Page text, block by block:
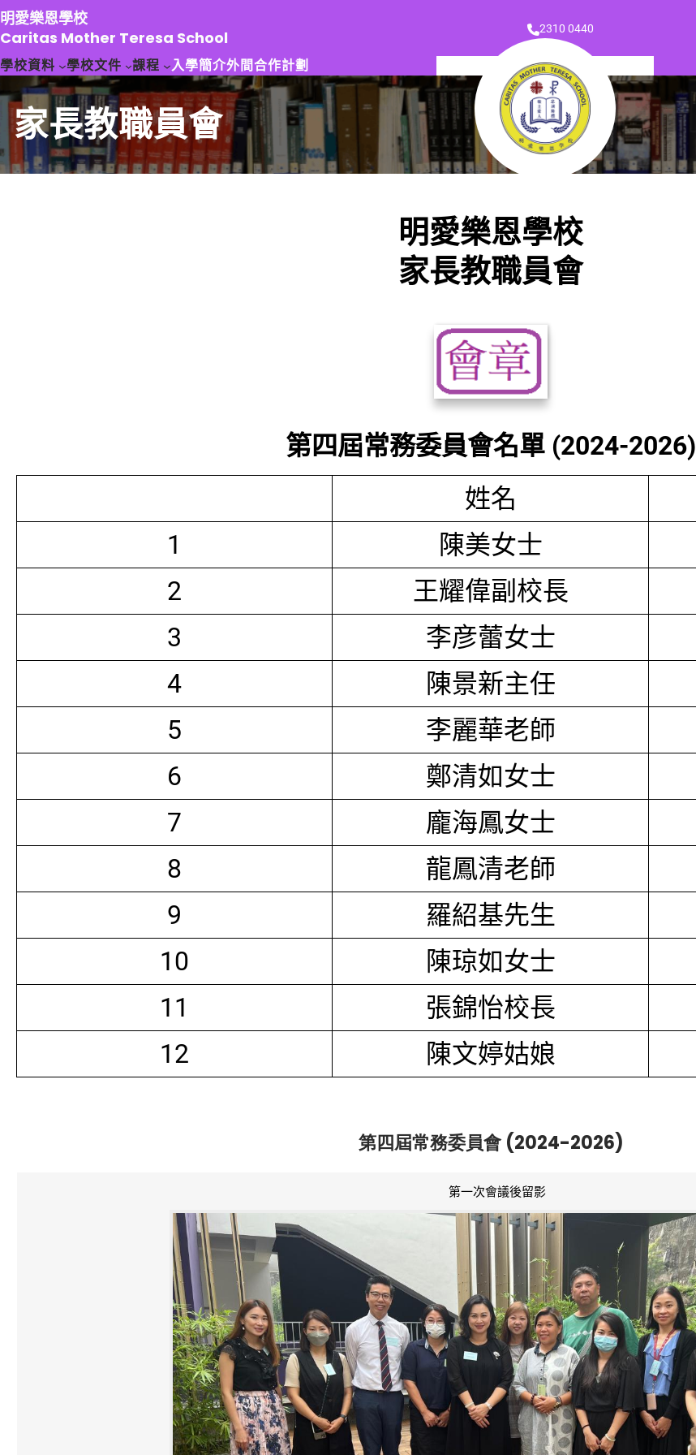
跳
至
主
要
容
明愛樂恩學校
Caritas Mother Teresa School
2310 0440
學校資料 學校文件 課程 入學簡介外間合作計劃
家長教職員會
明愛樂恩學校
家長教職員會
第四屆常務委員會名單 (2024-2026)
姓名
1
陳美女士
2
王耀偉副校長
3
李彦蕾女士
4
陳景新主任
5
李麗華老師
6
鄭清如女士
7
龐海鳳女士
8
龍鳳清老師
9
羅紹基先生
10
陳琼如女士
11
張錦怡校長
12
陳文婷姑娘
第四屆常務委員會 (2024-2026)
第一次會議後留影